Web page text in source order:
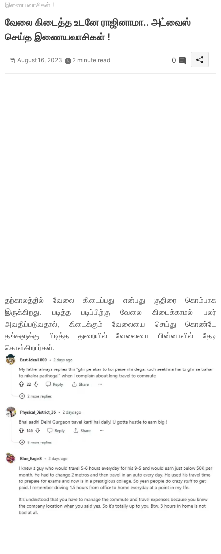
இணையவாசிகள் !
வேலை கிடைத்த உடனே ராஜினாமா.. அட்வைஸ்
செய்த இணையவாசிகள் !
August 16, 2023 2 minute read 0
தற்காலத்தில் வேலை கிடைப்பது என்பது குதிரை கொம்பாக
இருக்கிறது. படித்த படிப்பிற்கு வேலை கிடைக்காமல் பலர்
அவதிப்படுவதால், கிடைக்கும் வேலையை செய்து கொண்டே
தங்களுக்கு பிடித்த துறையில் வேலையை பின்னாளில் தேடி
கொள்கிறார்கள்.